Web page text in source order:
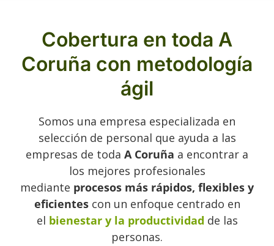
Cobertura en toda A
Coruña con metodología
ágil
Somos una empresa especializada en
selección de personal que ayuda a las
empresas de toda A Coruña a encontrar a
los mejores profesionales
mediante procesos más rápidos, flexibles y
eficientescon un enfoque centrado en
el bienestar y la productividad de las
personas.